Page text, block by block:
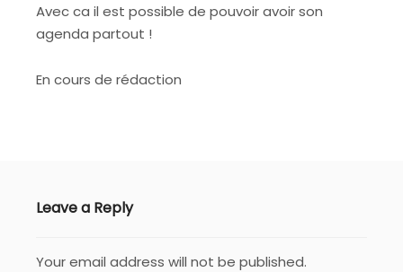
Avec ca il est possible de pouvoir avoir son
agenda partout !
En cours de rédaction
Leave a Reply
Your email address will not be published.